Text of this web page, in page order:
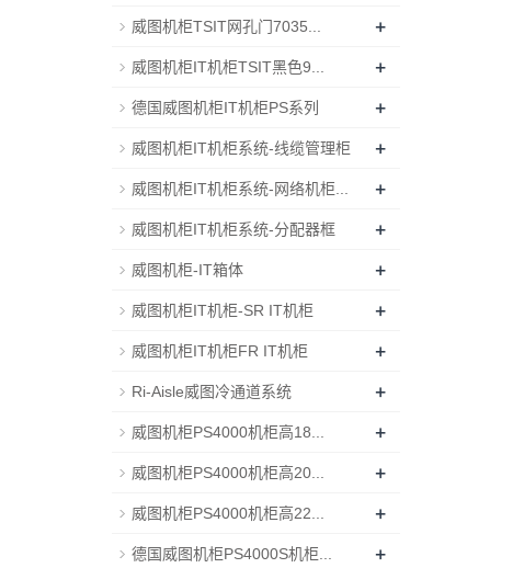
威图机柜TSIT网孔门7035... +
威图机柜IT机柜TSIT黑色9... +
德国威图机柜IT机柜PS系列 +
威图机柜IT机柜系统-线缆管理柜 +
威图机柜IT机柜系统-网络机柜... +
威图机柜IT机柜系统-分配器框 +
威图机柜-IT箱体 +
威图机柜IT机柜-SR IT机柜 +
威图机柜IT机柜FR IT机柜 +
Ri-Aisle威图冷通道系统 +
威图机柜PS4000机柜高18... +
威图机柜PS4000机柜高20... +
威图机柜PS4000机柜高22... +
德国威图机柜PS4000S机柜... +